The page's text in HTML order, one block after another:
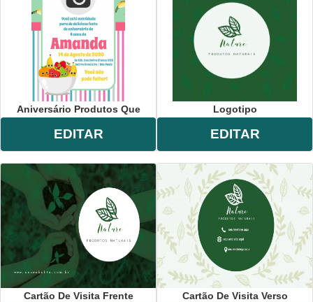
Aniversário Produtos Que
EDITAR
Logotipo
EDITAR
Cartão De Visita Frente Cartão De Visita Verso